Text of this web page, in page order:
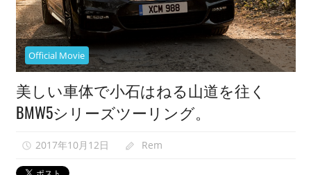
像
紹
介
中。
Official Movie
美しい車体で小石はねる山道を往く
BMW5シリーズツーリング。
2017年10月12日 Rem